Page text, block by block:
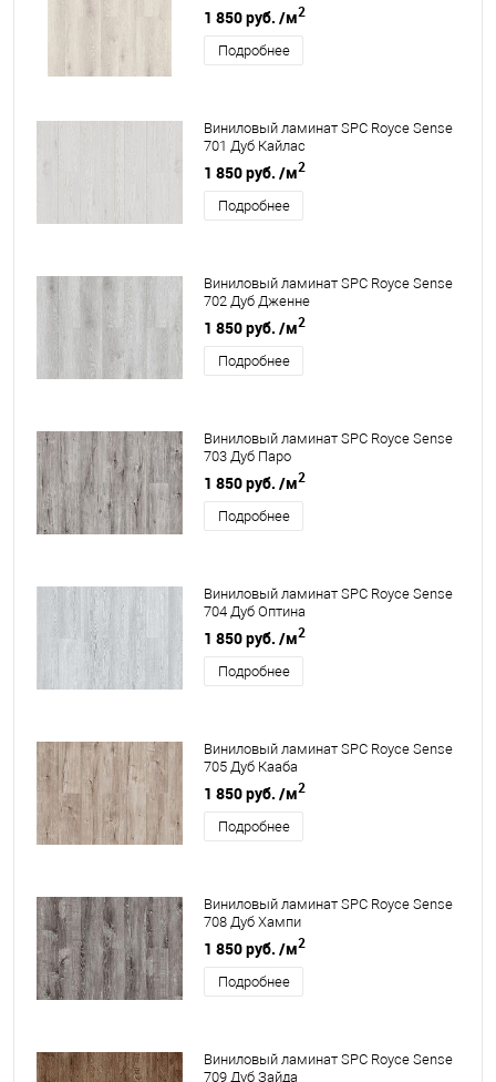
1 850 руб. /м2
Подробнее
Виниловый ламинат SPC Royce Sense
701 Дуб Кайлас
1 850 руб. /м2
Подробнее
Виниловый ламинат SPC Royce Sense
702 Дуб Дженне
1 850 руб. /м2
Подробнее
Виниловый ламинат SPC Royce Sense
703 Дуб Паро
1 850 руб. /м2
Подробнее
Виниловый ламинат SPC Royce Sense
704 Дуб Оптина
1 850 руб. /м2
Подробнее
Виниловый ламинат SPC Royce Sense
705 Дуб Кааба
1 850 руб. /м2
Подробнее
Виниловый ламинат SPC Royce Sense
708 Дуб Хампи
1 850 руб. /м2
Подробнее
Виниловый ламинат SPC Royce Sense
709 Дуб Зайда